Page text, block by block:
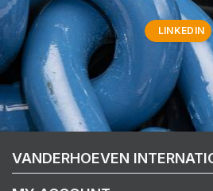
LINKEDIN
VANDERHOEVEN